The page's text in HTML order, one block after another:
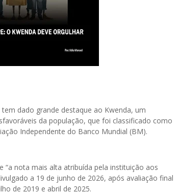
dado grande destaque ao Kwenda, um
da população, que foi classificado como
Independente do Banco Mundial (BM).
“a nota mais alta atribuída pela instituição aos
a 19 de junho de 2026, após avaliação final
de 2019 e abril de 2025.